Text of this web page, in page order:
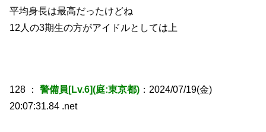
平均身長は最高だったけどね
12人の3期生の方がアイドルとしては上
128 ： 警備員[Lv.6](庭:東京都) ：2024/07/19(金)
20:07:31.84 .net